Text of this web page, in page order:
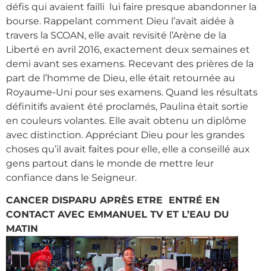
défis qui avaient failli lui faire presque abandonner la
bourse. Rappelant comment Dieu l’avait aidée à
travers la SCOAN, elle avait revisité l’Arène de la
Liberté en avril 2016, exactement deux semaines et
demi avant ses examens. Recevant des prières de la
part de l’homme de Dieu, elle était retournée au
Royaume-Uni pour ses examens. Quand les résultats
définitifs avaient été proclamés, Paulina était sortie
en couleurs volantes. Elle avait obtenu un diplôme
avec distinction. Appréciant Dieu pour les grandes
choses qu’il avait faites pour elle, elle a conseillé aux
gens partout dans le monde de mettre leur
confiance dans le Seigneur.
CANCER DISPARU APRÈS ETRE ENTRÉ EN
CONTACT AVEC EMMANUEL TV ET L’EAU DU
MATIN